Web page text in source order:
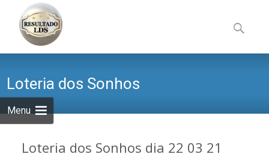
Menu
to
content
por:
Loteria dos Sonhos
Loteria dos Sonhos dia 22 03 21